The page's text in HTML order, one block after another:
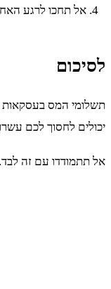
אל תחכו לרגע
לסיכום
תשלומי המס בעסקאות
יכולים לחסוך לכם
אל תתמודדו עם זה